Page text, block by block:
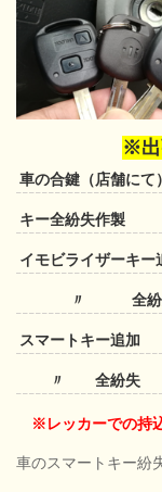
※出
車の合鍵（店舗にて）
キー全紛失作製
イモビライザーキー
〃 全紛
スマートキー追加
〃 全紛失
※レッカーでの持
車のスマートキー紛